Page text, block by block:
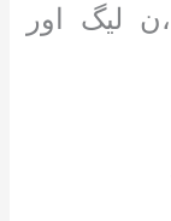
لیگ اور